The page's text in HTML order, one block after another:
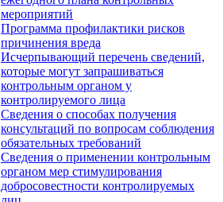
мероприятий
Программа профилактики рисков
причинения вреда
Исчерпывающий перечень сведений,
которые могут запрашиваться
контрольным органом у
контролируемого лица
Сведения о способах получения
консультаций по вопросам соблюдения
обязательных требований
Сведения о применении контрольным
органом мер стимулирования
добросовестности контролируемых